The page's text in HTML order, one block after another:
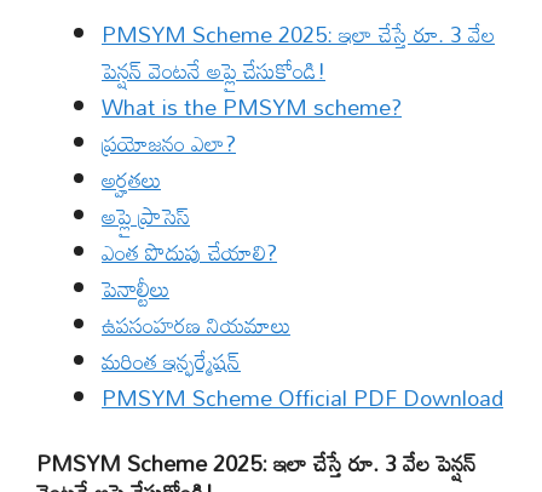
PMSYM Scheme 2025: ఇలా చేస్తే రూ. 3 వేల
పెన్షన్ వెంటనే అప్లై చేసుకోండి!
What is the PMSYM scheme?
ప్రయోజనం ఎలా?
అర్హతలు
అప్లై ప్రాసెస్
ఎంత పొదుపు చేయాలి?
పెనాల్టీలు
ఉపసంహరణ నియమాలు
మరింత ఇన్ఫర్మేషన్
PMSYM Scheme Official PDF Download
PMSYM Scheme 2025: ఇలా చేస్తే రూ. 3 వేల పెన్షన్